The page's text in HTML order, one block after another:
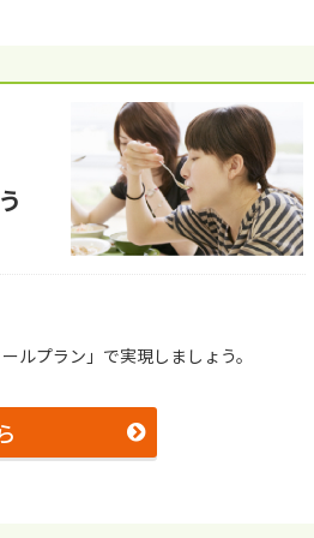
ルプラン」で実現しましょう。